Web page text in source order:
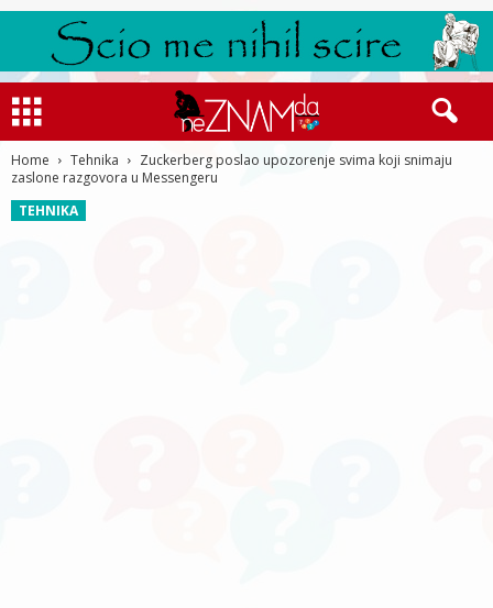
Home Tehnika
Zuckerberg poslao upozorenje svima koji snimaju
zaslone razgovora u Messengeru
TEHNIKA